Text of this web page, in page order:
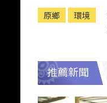
原鄉 環境
推薦新聞